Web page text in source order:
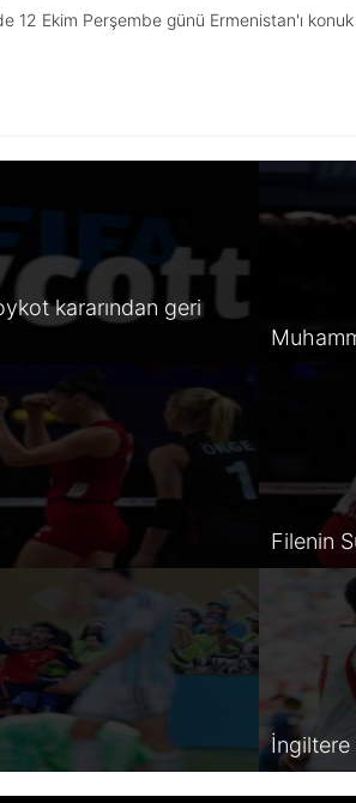
12 Ekim Perşembe günü Ermenistan'ı
kararından geri
Filenin
İngiltere